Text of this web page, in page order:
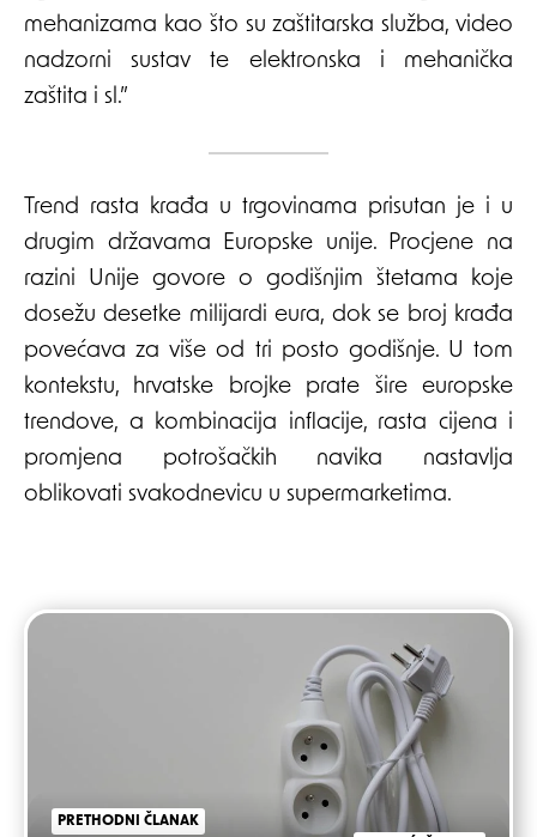
mehanizama kao što su zaštitarska služba, video
nadzorni sustav te elektronska i mehanička
zaštita i sl.”
Trend rasta krađa u trgovinama prisutan je i u
drugim državama Europske unije. Procjene na
razini Unije govore o godišnjim štetama koje
dosežu desetke milijardi eura, dok se broj krađa
povećava za više od tri posto godišnje. U tom
kontekstu, hrvatske brojke prate šire europske
trendove, a kombinacija inflacije, rasta cijena i
promjena potrošačkih navika nastavlja
oblikovati svakodnevicu u supermarketima.
Post
PRETHODNI ČLANAK